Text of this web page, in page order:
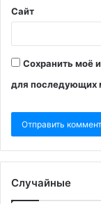
Сайт
Сохранить моё
для последующих
Случайные